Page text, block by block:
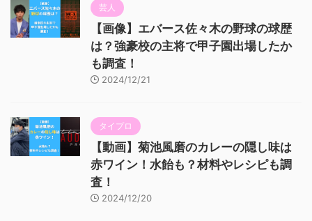
芸人
【画像】エバース佐々木の野球の球歴
は？強豪校の主将で甲子園出場したか
も調査！
2024/12/21
タイプロ
【動画】菊池風磨のカレーの隠し味は
赤ワイン！水飴も？材料やレシピも調
査！
2024/12/20